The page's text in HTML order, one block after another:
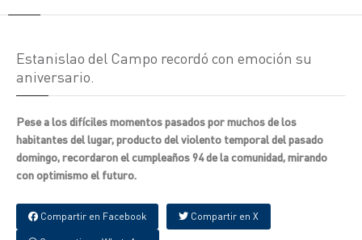
Estanislao del Campo recordó con emoción su
aniversario.
Pese a los difíciles momentos pasados por muchos de los
habitantes del lugar, producto del violento temporal del pasado
domingo, recordaron el cumpleaños 94 de la comunidad, mirando
con optimismo el futuro.
Compartir en Facebook Compartir en X